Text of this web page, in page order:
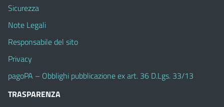
Sicurezza
Note Legali
Responsabile del sito
Privacy
pagoPA – Obblighi pubblicazione ex art. 36 D.Lgs. 33/13
TRASPARENZA